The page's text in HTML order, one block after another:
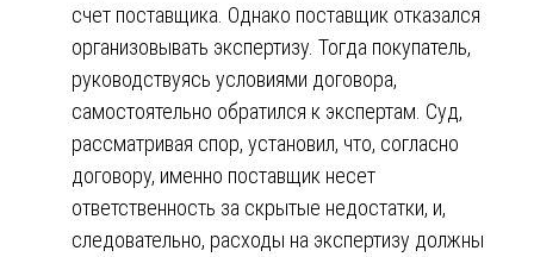
счет поставщика. Однако поставщик отказался
организовывать экспертизу. Тогда покупатель,
руководствуясь условиями договора,
самостоятельно обратился к экспертам. Суд,
рассматривая спор, установил, что, согласно
договору, именно поставщик несет
ответственность за скрытые недостатки, и,
следовательно, расходы на экспертизу должны